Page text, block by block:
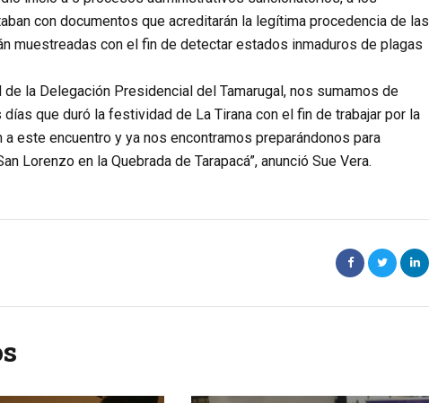
con documentos que acreditarán la legítima procedencia de las
muestreadas con el fin de detectar estados inmaduros de plagas
la Delegación Presidencial del Tamarugal, nos sumamos de
que duró la festividad de La Tirana con el fin de trabajar por la
este encuentro y ya nos encontramos preparándonos para
Lorenzo en la Quebrada de Tarapacá”, anunció Sue Vera.